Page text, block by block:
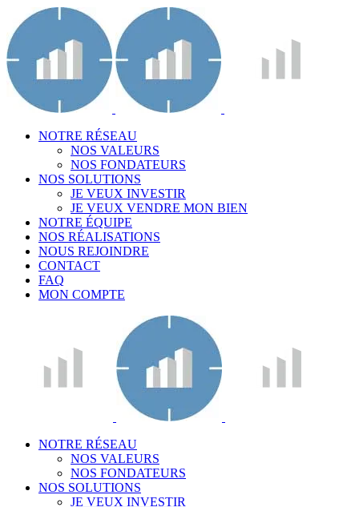
NOTRE RÉSEAU
NOS VALEURS
NOS FONDATEURS
NOS SOLUTIONS
JE VEUX INVESTIR
JE VEUX VENDRE MON BIEN
NOTRE ÉQUIPE
NOS RÉALISATIONS
NOUS REJOINDRE
CONTACT
FAQ
MON COMPTE
NOTRE RÉSEAU
NOS VALEURS
NOS FONDATEURS
NOS SOLUTIONS
JE VEUX INVESTIR